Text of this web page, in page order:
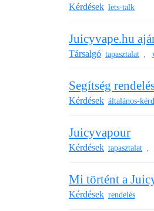
Kérdések lets-talk
Juicyvape.hu
Társalgó tapasztalat ,
Segítség
Kérdések általános-
Juicyvapour
Kérdések tapasztalat ,
Mi történt a
Kérdések rendelés